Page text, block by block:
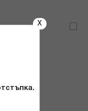
X
за